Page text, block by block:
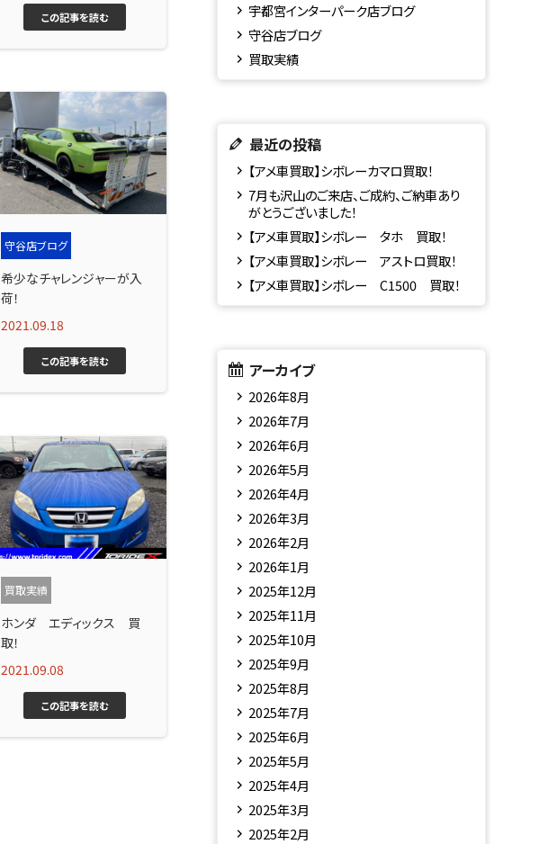
この記事を読む
守谷店ブログ
希少なチャレンジャーが入
荷！
2021.09.18
この記事を読む
買取実績
ホンダ エディックス 買
取！
2021.09.08
この記事を読む
宇都宮インターパーク店ブログ
守谷店ブログ
買取実績
最近の投稿
【アメ車買取】シボレーカマロ買取！
7月も沢山のご来店、ご成約、ご納車あり
がとうございました！
【アメ車買取】シボレー タホ 買取！
【アメ車買取】シボレー アストロ買取！
【アメ車買取】シボレー C1500 買取！
アーカイブ
2026年8月
2026年7月
2026年6月
2026年5月
2026年4月
2026年3月
2026年2月
2026年1月
2025年12月
2025年11月
2025年10月
2025年9月
2025年8月
2025年7月
2025年6月
2025年5月
2025年4月
2025年3月
2025年2月